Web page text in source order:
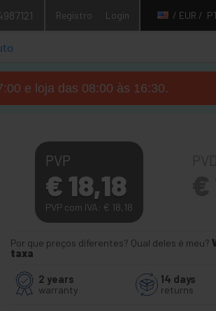
Registro Login / EUR /
e loja das 08:00 às 16:30.
PVP
€ 18,18
PVP com IVA: € 18,18
Por que preços diferentes? Qual deles é meu?
taxa
2 years
warranty
14 days
returns